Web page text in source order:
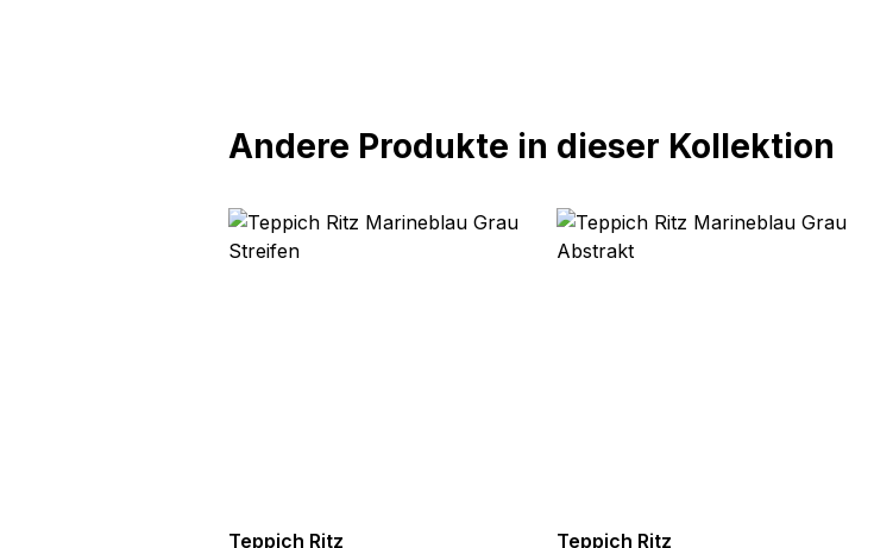
Andere Produkte in dieser Kollektion
Teppich Ritz Teppich Ritz